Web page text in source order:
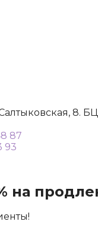
8.
87
93
на